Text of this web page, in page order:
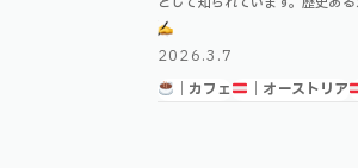
にゆったりと過ごす時間は、ウ
ーンのカフェは単なる休憩場所で
2026.3.7
｜カフェ
｜オーストリア